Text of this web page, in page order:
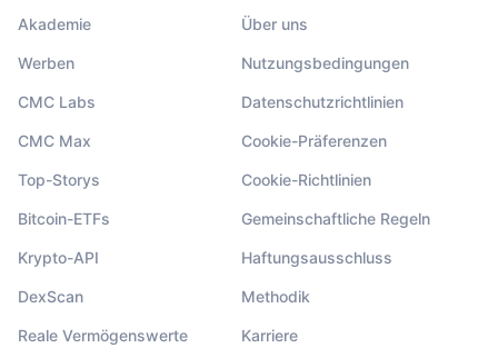
Akademie
Werben
CMC Labs
CMC Max
Top-Storys
Bitcoin-ETFs
Krypto-API
DexScan
Reale Vermögenswerte
Über uns
Nutzungsbedingungen
Datenschutzrichtlinien
Cookie-Präferenzen
Cookie-Richtlinien
Gemeinschaftliche Regeln
Haftungsausschluss
Methodik
Karriere